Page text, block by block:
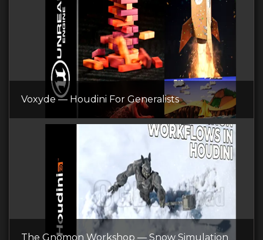
Voxyde — Houdini For Generalists
The Gnomon Workshop — Snow Simulation